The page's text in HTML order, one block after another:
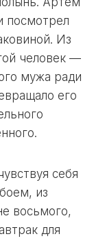
посмотрел
Из
человек —
мужа ради
его
себя
из
восьмого,
для